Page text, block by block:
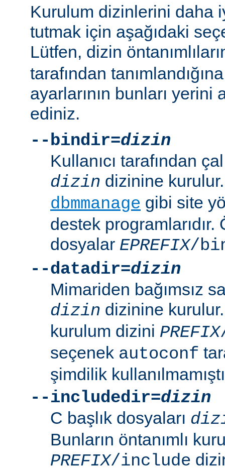
Kurulum dizinlerini daha
tutmak için aşağıdaki
Lütfen, dizin
tarafından
ayarlarının bunları yerini
ediniz.
--bindir=dizin
Kullanıcı tarafından
dizin dizinine
dbmmanage gibi site
destek programlarıdır.
dosyalar EPREFIX/
--datadir=dizin
Mimariden bağımsız
dizin dizinine kurulur.
kurulum dizini PREFIX
seçenek autoconf
şimdilik
--includedir=dizin
C başlık dosyaları
Bunların öntanımlı
PREFIX/include